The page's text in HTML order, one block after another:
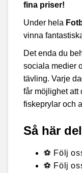
fina priser!
Under hela
vinna
Det enda du
sociala medier
tävling. Varje
får möjlighet att
fiskeprylar och
Så här
⚽ Följ
⚽ Följ